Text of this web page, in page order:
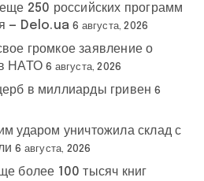
250 российских программ
— Delo.ua 6 августа, 2026
громкое заявление о
НАТО 6 августа, 2026
в миллиарды гривен 6
ударом уничтожила склад с
6 августа, 2026
более 100 тысяч книг